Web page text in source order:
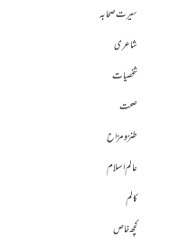
سیرت صحابہ
شاعری
شخصیات
صحت
طنز و مزاح
عالم اسلام
کالم
کچھ خاص